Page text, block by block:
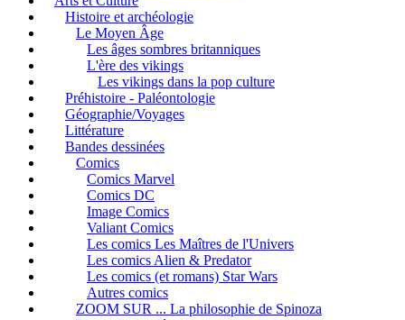
Histoire et archéologie
Le Moyen Âge
Les âges sombres britanniques
L'ère des vikings
Les vikings dans la pop culture
Préhistoire - Paléontologie
Géographie/Voyages
Littérature
Bandes dessinées
Comics
Comics Marvel
Comics DC
Image Comics
Valiant Comics
Les comics Les Maîtres de l'Univers
Les comics Alien & Predator
Les comics (et romans) Star Wars
Autres comics
ZOOM SUR ... La philosophie de Spinoza